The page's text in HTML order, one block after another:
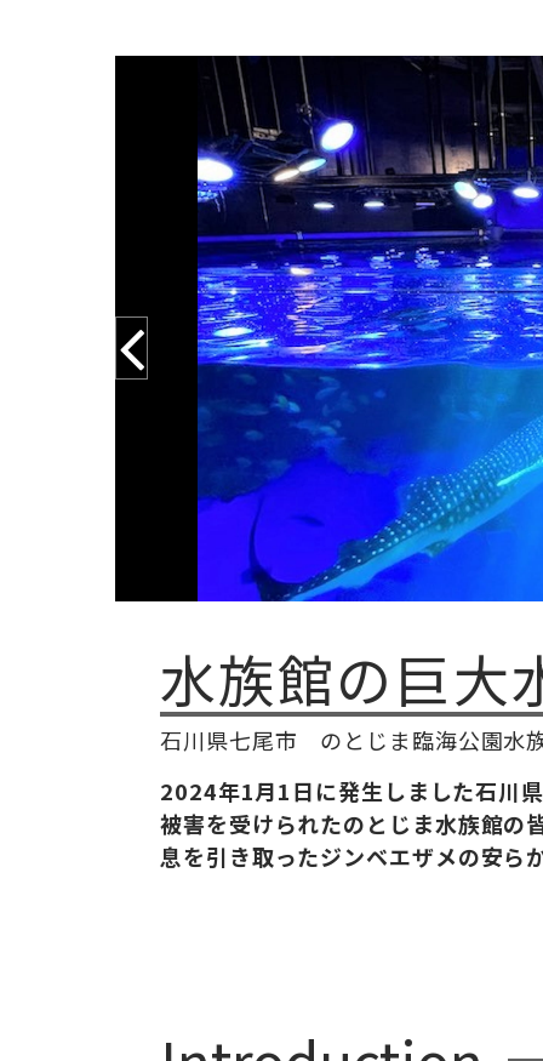
水族館の巨大
石川県七尾市 のとじま臨海公園
2024年1月1日に発生しました石川
被害を受けられたのとじま水族館の
息を引き取ったジンベエザメの安ら